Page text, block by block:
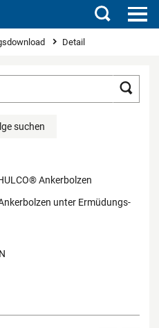
Suchen
Detail
suchen
Ankerbolzen
unter Ermüdungs-